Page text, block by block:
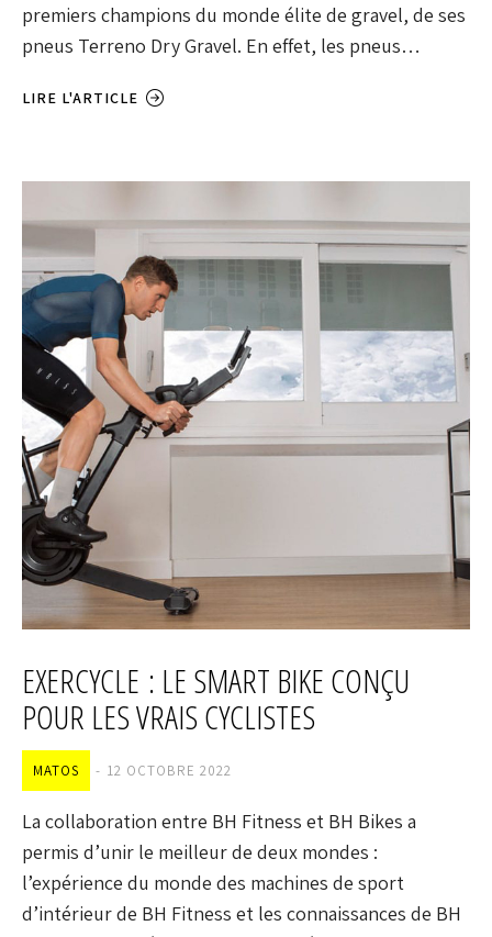
premiers champions du monde élite de gravel, de ses
pneus Terreno Dry Gravel. En effet, les pneus…
LIRE L'ARTICLE
EXERCYCLE : LE SMART BIKE CONÇU
POUR LES VRAIS CYCLISTES
MATOS 12 OCTOBRE 2022
La collaboration entre BH Fitness et BH Bikes a
permis d’unir le meilleur de deux mondes :
l’expérience du monde des machines de sport
d’intérieur de BH Fitness et les connaissances de BH